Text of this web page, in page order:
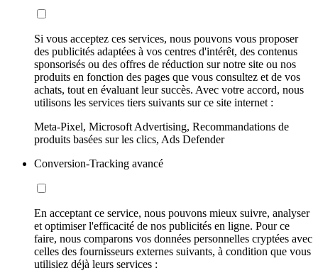
Si vous acceptez ces services, nous pouvons vous proposer
des publicités adaptées à vos centres d'intérêt, des contenus
sponsorisés ou des offres de réduction sur notre site ou nos
produits en fonction des pages que vous consultez et de vos
achats, tout en évaluant leur succès. Avec votre accord, nous
utilisons les services tiers suivants sur ce site internet :
Meta-Pixel, Microsoft Advertising, Recommandations de
produits basées sur les clics, Ads Defender
Conversion-Tracking avancé
En acceptant ce service, nous pouvons mieux suivre, analyser
et optimiser l'efficacité de nos publicités en ligne. Pour ce
faire, nous comparons vos données personnelles cryptées avec
celles des fournisseurs externes suivants, à condition que vous
utilisiez déjà leurs services :